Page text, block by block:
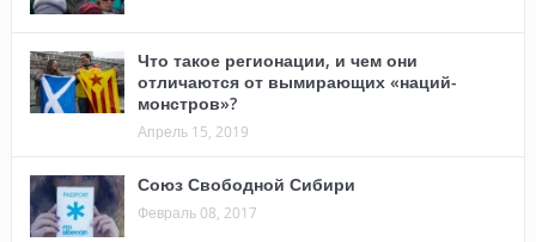
Что такое регионации, и чем они
отличаются от вымирающих «наций-
монстров»?
Апрель 15, 2019
Союз Свободной Сибири
Февраль 08, 2017